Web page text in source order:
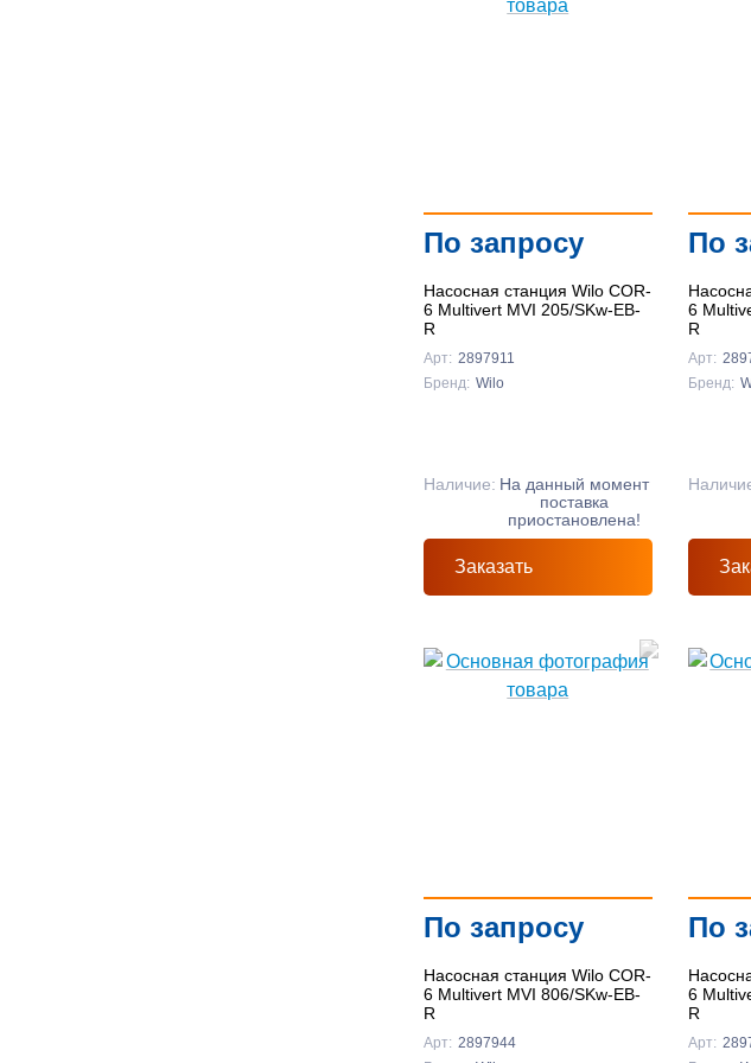
По запросу
Насосная станция Wilo COR-
6 Multivert MVI 205/SKw-EB-
R
Арт: 2897911
Бренд: Wilo
Наличие: На данный момент
поставка
приостановлена!
Заказать
По
6
R
Арт:
Бренд:
По запросу
Насосная станция Wilo COR-
6 Multivert MVI 806/SKw-EB-
R
Арт: 2897944
По
6
R
Арт: